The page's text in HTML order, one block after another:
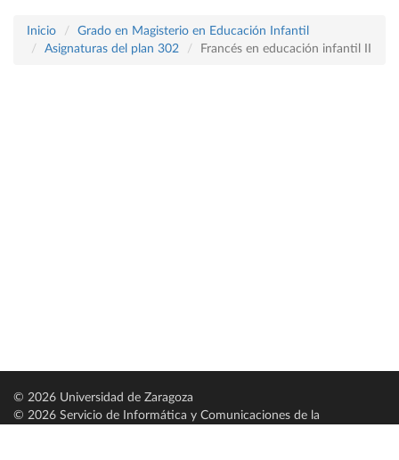
Inicio
Grado en Magisterio en Educación Infantil
Asignaturas del plan 302
Francés en educación infantil II
© 2026 Universidad de Zaragoza
© 2026 Servicio de Informática y Comunicaciones de la